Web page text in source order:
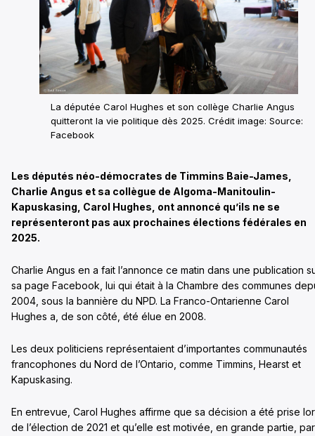
La députée Carol Hughes et son collège Charlie Angus
quitteront la vie politique dès 2025. Crédit image: Source:
Facebook
Les députés néo-démocrates de Timmins Baie-James,
Charlie Angus et sa collègue de Algoma-Manitoulin-
Kapuskasing, Carol Hughes, ont annoncé qu’ils ne se
représenteront pas aux prochaines élections fédérales en
2025.
Charlie Angus en a fait l’annonce ce matin dans une publication
sa page Facebook, lui qui était à la Chambre des communes
2004, sous la bannière du NPD. La Franco-Ontarienne Carol
Hughes a, de son côté, été élue en 2008.
Les deux politiciens représentaient d’importantes communautés
francophones du Nord de l’Ontario, comme Timmins, Hearst et
Kapuskasing.
En entrevue, Carol Hughes affirme que sa décision a été prise
de l’élection de 2021 et qu’elle est motivée, en grande partie,